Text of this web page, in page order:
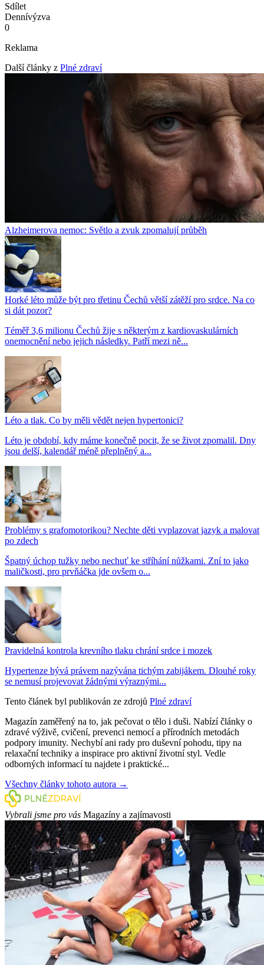
Sdílet
Dennívýzva
0
Reklama
Další články z Plné zdraví
Alzheimerova nemoc: Světlo a zvuk zpomalují průběh
Horké léto může být pro třetinu Čechů větší zátěží pro srdce. Na co
si dát pozor?
Téměř 3,6 milionu Čechů žije s některým z kardiovaskulárních
onemocnění nebo jejich následky. Patří mezi ně...
Léto a tlak. Co by měli vědět nejen hypertonici?
Léto je období, kdy máme konečně pocit, že se život zpomalil. Dny
jsou delší, kalendář méně přeplněný a...
Problémy s grafomotorikou? Nechte děti vyplazovat jazyk a malovat
po zdech
Špatný úchop tužky nebo nechuť ke stříhání nůžkami. Zní to jako
maličkosti, pro prvňáčka jde ovšem o...
Pravidelná kontrola krevního tlaku chrání srdce i mozek
Hypertenze bývá právem nazývána tichým zabijákem. Dlouhé roky
se nemusí projevovat žádnými výraznými...
Tento článek byl publikován ze zdrojů Plné zdraví
Magazín zaměřený na to, jak pečovat o tělo i duši. Nabízí články o
zdravé výživě, cvičení, prevenci nemocí a přírodních metodách
podpory imunity. Nechybí ani rady pro duševní pohodu, tipy na
relaxační techniky a inspirace pro aktivní životní styl. Vedle
odborných informací tu najdete i praktické...
Všechny články tohoto autora →
Vybrali jsme pro vás Magazíny a zajímavosti